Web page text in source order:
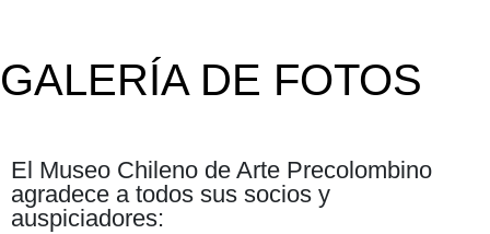
GALERÍA DE FOTOS
El Museo Chileno de Arte Precolombino
agradece a todos sus socios y
auspiciadores: